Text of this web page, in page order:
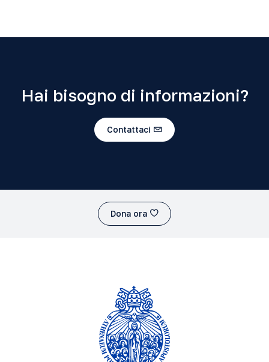
Hai bisogno di informazioni?
Contattaci
Dona ora